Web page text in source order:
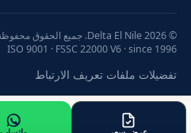
© 2026 Delta El Nile. جميع الحقوق محفوظة.
ISO 9001 · FSSC 22000 V6 · since 1996
تفضيلات ملفات تعريف الارتباط